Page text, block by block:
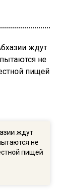
ждут
не
пищей